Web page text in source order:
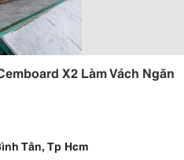
X2 Làm Vách Ngăn
Tân, Tp Hcm